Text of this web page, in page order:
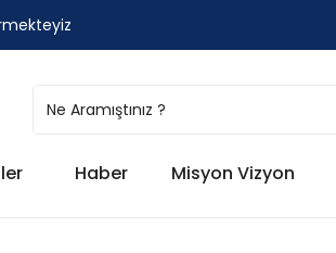
Haber Misyon Vizyon